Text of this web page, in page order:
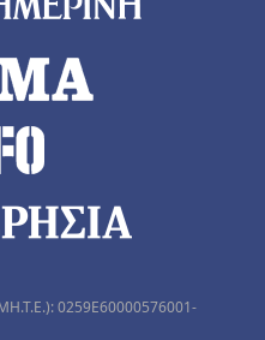
0259Ε60000576001-